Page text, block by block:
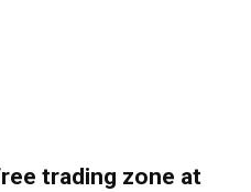
trading zone at